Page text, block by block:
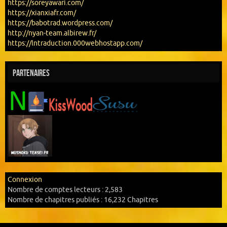
https://soreyawari.com/
https://xianxiafr.com/
https://babotrad.wordpress.com/
http://nyan-team.albirew.fr/
https://lntraduction.000webhostapp.com/
Partenaires
Connexion
Nombre de comptes lecteurs : 2,583
Nombre de chapitres publiés : 16,232 Chapitres